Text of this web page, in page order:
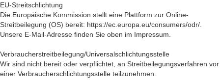
EU-Streitschlichtung
Die Europäische Kommission stellt eine Plattform zur Online-
Streitbeilegung (OS) bereit: https://ec.europa.eu/consumers/odr/.
Unsere E-Mail-Adresse finden Sie oben im Impressum.
Verbraucherstreitbeilegung/Universalschlichtungsstelle
Wir sind nicht bereit oder verpflichtet, an Streitbeilegungsverfahren vor
einer Verbraucherschlichtungsstelle teilzunehmen.